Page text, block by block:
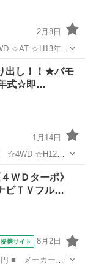
2月8日
出し！！★バモ
式☆即…
1月14日
ＷＤターボ》
ビＴＶフル…
提携サイト 8月2日